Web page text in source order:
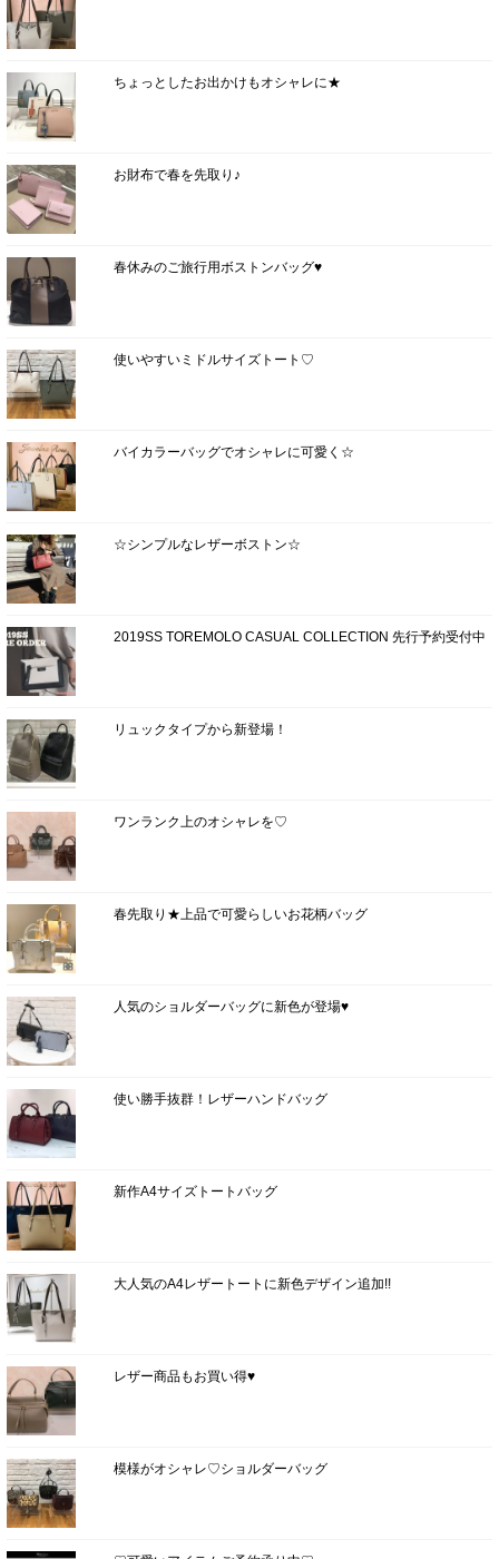
ちょっとしたお出かけもオシャレに★
お財布で春を先取り♪
春休みのご旅行用ボストンバッグ♥
使いやすいミドルサイズトート♡
バイカラーバッグでオシャレに可愛く☆
☆シンプルなレザーボストン☆
2019SS TOREMOLO CASUAL COLLECTION 先行予約受付中
リュックタイプから新登場！
ワンランク上のオシャレを♡
春先取り★上品で可愛らしいお花柄バッグ
人気のショルダーバッグに新色が登場♥
使い勝手抜群！レザーハンドバッグ
新作A4サイズトートバッグ
大人気のA4レザートートに新色デザイン追加!!
レザー商品もお買い得♥
模様がオシャレ♡ショルダーバッグ